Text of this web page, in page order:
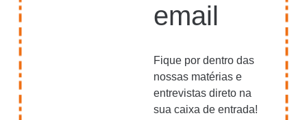
email
Fique por dentro das
nossas matérias e
entrevistas direto na
sua caixa de entrada!